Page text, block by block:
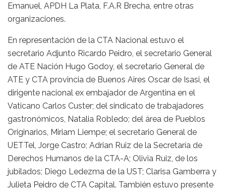
Emanuel, APDH La Plata, F.A.R Brecha, entre otras
organizaciones.
En representación de la CTA Nacional estuvo el
secretario Adjunto Ricardo Peidro, el secretario General
de ATE Nación Hugo Godoy, el secretario General de
ATE y CTA provincia de Buenos Aires Oscar de Isasi, el
dirigente nacional ex embajador de Argentina en el
Vaticano Carlos Custer; del sindicato de trabajadores
gastronómicos, Natalia Robledo; del área de Pueblos
Originarios, Miriam Liempe; el secretario General de
UETTel, Jorge Castro; Adrian Ruiz de la Secretaría de
Derechos Humanos de la CTA-A; Olivia Ruiz, de los
jubilados; Diego Ledezma de la UST; Clarisa Gamberra y
Julieta Peidro de CTA Capital. También estuvo presente